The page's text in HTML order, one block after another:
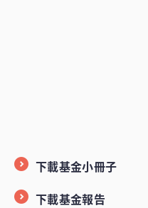
下載基金小冊子
下載基金報告